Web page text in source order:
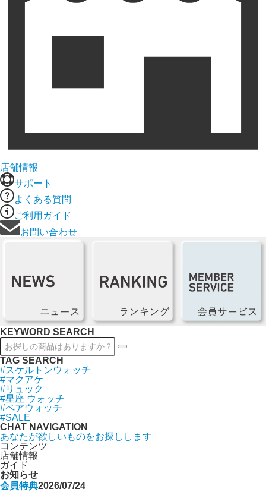
店舗情報
サポート
よくある質問
ご利用ガイド
お問い合わせ
KEYWORD SEARCH
TAG SEARCH
#スケルトンウォッチ
#マクアケ
#リュック
#星座 ウォッチ
#ペアウォッチ
#SALE
CHAT NAVIGATION
あなたが欲しいものをお探しします
コンテンツ
店舗情報
ガイド
お知らせ
会員特典2026/07/24